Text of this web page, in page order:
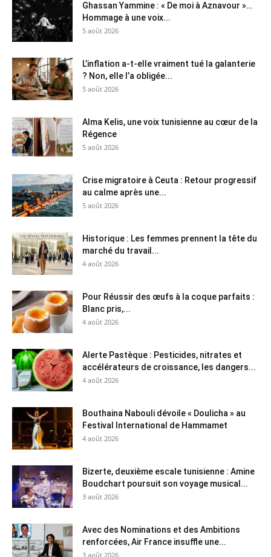
Ghassan Yammine : « De moi à Aznavour »…
Hommage à une voix...
5 août 2026
L’inflation a-t-elle vraiment tué la galanterie
? Non, elle l’a obligée...
5 août 2026
Alma Kelis, une voix tunisienne au cœur de la
Régence
5 août 2026
Crise migratoire à Ceuta : Retour progressif
au calme après une...
5 août 2026
Historique : Les femmes prennent la tête du
marché du travail...
4 août 2026
Pour Réussir des œufs à la coque parfaits :
Blanc pris,...
4 août 2026
Alerte Pastèque : Pesticides, nitrates et
accélérateurs de croissance, les dangers...
4 août 2026
Bouthaina Nabouli dévoile « Doulicha » au
Festival International de Hammamet
4 août 2026
Bizerte, deuxième escale tunisienne : Amine
Boudchart poursuit son voyage musical...
3 août 2026
Avec des Nominations et des Ambitions
renforcées, Air France insuffle une...
3 août 2026